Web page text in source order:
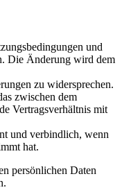
und
Die Änderung wird dem
zu widersprechen.
zwischen dem
Vertragsverhältnis mit
und verbindlich, wenn
hat.
persönlichen Daten